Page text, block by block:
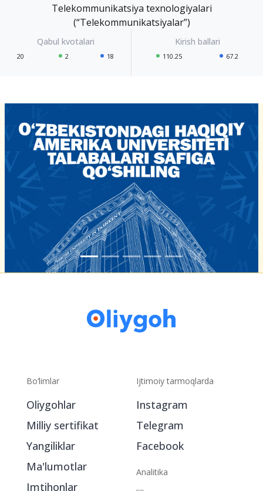
Telekommunikatsiya texnologiyalari
(“Telekommunikatsiyalar”)
20 2 18 110.25 67.2
Bo‘limlar
Oliygohlar
Milliy sertifikat
Yangiliklar
Ma'lumotlar
Imtihonlar
Ijtimoiy tarmoqlarda
Instagram
Telegram
Facebook
Analitika